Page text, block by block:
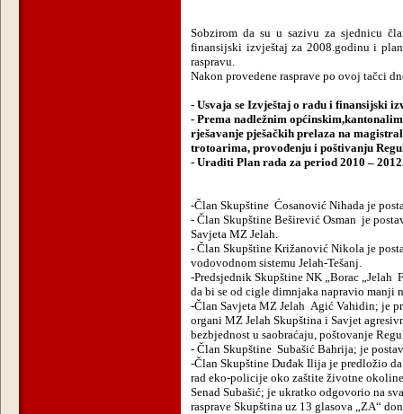
Sobzirom da su u sazivu za sjednicu
finansijski izvještaj za 2008.godinu i
raspravu.
Nakon provedene rasprave po ovoj tačci
- Usvaja se Izvještaj o radu i finansijski
- Prema nadležnim
rješavanje pješačkih prelaza na
trotoarima, provođenju i poštivanju
- Uraditi Plan rada za period 2010 –
-Član Skupštine Ćosanović Nihada je
- Član Skupštine Beširević Osman je
Savjeta MZ Jelah.
- Član Skupštine Križanović Nikola je
vodovodnom sistemu Jelah-Tešanj.
-Predsjednik Skupštine NK „Borac „Jelah
da bi se od cigle dimnjaka napravio
-Član Savjeta MZ Jelah Agić Vahidin; je
organi MZ Jelah Skupština i Savjet
bezbjednost u saobraćaju, poštovanje
- Član Skupštine Subašić Bahrija; je
-Član Skupštine Duđak Ilija je predložio
rad eko-policije oko zaštite životne
Senad Subašić; je ukratko odgovorio na
rasprave Skupština uz 13 glasova „ZA“